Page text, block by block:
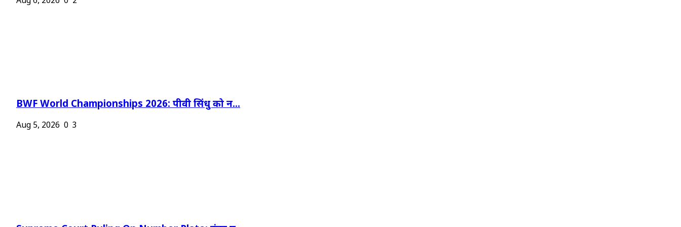
BWF World Championships 2026: पीवी सिंधु को न...
Aug 5, 2026 0 3